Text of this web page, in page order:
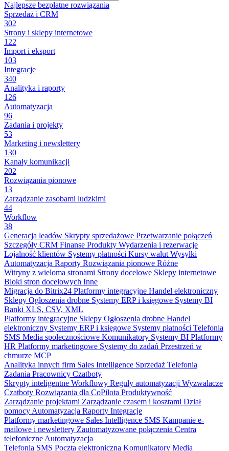
Najlepsze bezpłatne rozwiązania
Sprzedaż i CRM
302
Strony i sklepy internetowe
122
Import i eksport
103
Integracje
340
Analityka i raporty
126
Automatyzacja
96
Zadania i projekty
53
Marketing i newslettery
130
Kanały komunikacji
202
Rozwiązania pionowe
13
Zarządzanie zasobami ludzkimi
44
Workflow
38
Generacja leadów Skrypty sprzedażowe Przetwarzanie połączeń
Szczegóły CRM Finanse Produkty Wydarzenia i rezerwacje
Lojalność klientów Systemy płatności Kursy walut Wysyłki
Automatyzacja Raporty Rozwiązania pionowe Różne
Witryny z wieloma stronami Strony docelowe Sklepy internetowe
Bloki stron docelowych Inne
Migracja do Bitrix24 Platformy integracyjne Handel elektroniczny
Sklepy Ogłoszenia drobne Systemy ERP i księgowe Systemy BI
Banki XLS, CSV, XML
Platformy integracyjne Sklepy Ogłoszenia drobne Handel
elektroniczny Systemy ERP i księgowe Systemy płatności Telefonia
SMS Media społecznościowe Komunikatory Systemy BI Platformy
HR Platformy marketingowe Systemy do zadań Przestrzeń w
chmurze MCP
Analityka innych firm Sales Intelligence Sprzedaż Telefonia
Zadania Pracownicy Czatboty
Skrypty inteligentne Workflowy Reguły automatyzacji Wyzwalacze
Czatboty Rozwiązania dla CoPilota Produktywność
Zarządzanie projektami Zarządzanie czasem i kosztami Dział
pomocy Automatyzacja Raporty Integracje
Platformy marketingowe Sales Intelligence SMS Kampanie e-
mailowe i newslettery Zautomatyzowane połączenia Centra
telefoniczne Automatyzacja
Telefonia SMS Poczta elektroniczna Komunikatory Media